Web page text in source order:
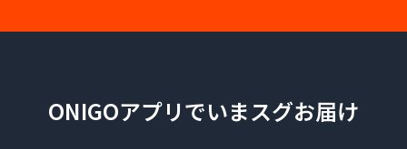
ONIGOアプリでいまスグお届け